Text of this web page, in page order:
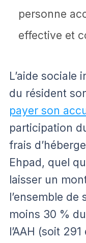
personne
effective et
L’aide sociale
du résident
payer son
participation
frais
Ehpad, quel
laisser un
l’ensemble
moins 30 %
l’AAH (soit